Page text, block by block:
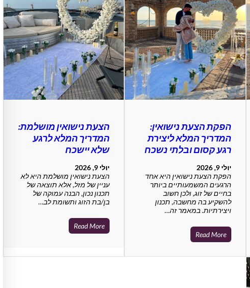
הפקת הצעת נישואין:
המדריך המלא ליצירת
רגע קסום ובלתי נשכח
יולי 9, 2026
הפקת הצעת נישואין היא אחד
הרגעים המשמעותיים ביותר
בחיים של זוג, ולכן חשוב
להשקיע בה מחשבה, תכנון
ויצירתיות. במאמר זה…
Read More
הצעת נישואין מושלמת:
המדריך המלא לרגע
שלא יישכח
יולי 9, 2026
הצעת נישואין מושלמת היא לא
עניין של מזל, אלא תוצאה של
תכנון נכון, הבנה עמוקה של
בן/בת הזוג ותשומת לב…
Read More